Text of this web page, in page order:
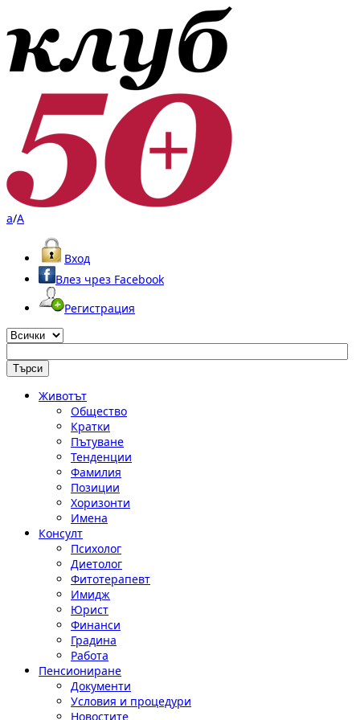
a/A
Вход
Влез чрез Facebook
Регистрация
Животът
Общество
Кратки
Пътуване
Тенденции
Фамилия
Позиции
Хоризонти
Имена
Консулт
Психолог
Диетолог
Фитотерапевт
Имидж
Юрист
Финанси
Градина
Работа
Пенсиониране
Документи
Условия и процедури
Новостите